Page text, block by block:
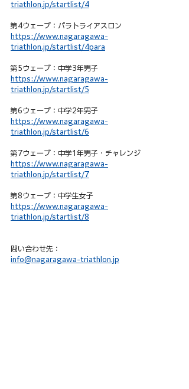
triathlon.jp/startlist/4
第4ウェーブ：パラトライアスロン
https://www.nagaragawa-
triathlon.jp/startlist/4para
第5ウェーブ：中学3年男子
https://www.nagaragawa-
triathlon.jp/startlist/5
第6ウェーブ：中学2年男子
https://www.nagaragawa-
triathlon.jp/startlist/6
第7ウェーブ：中学1年男子・チャレンジ
https://www.nagaragawa-
triathlon.jp/startlist/7
第8ウェーブ：中学生女子
https://www.nagaragawa-
triathlon.jp/startlist/8
問い合わせ先：
info@nagaragawa-triathlon.jp